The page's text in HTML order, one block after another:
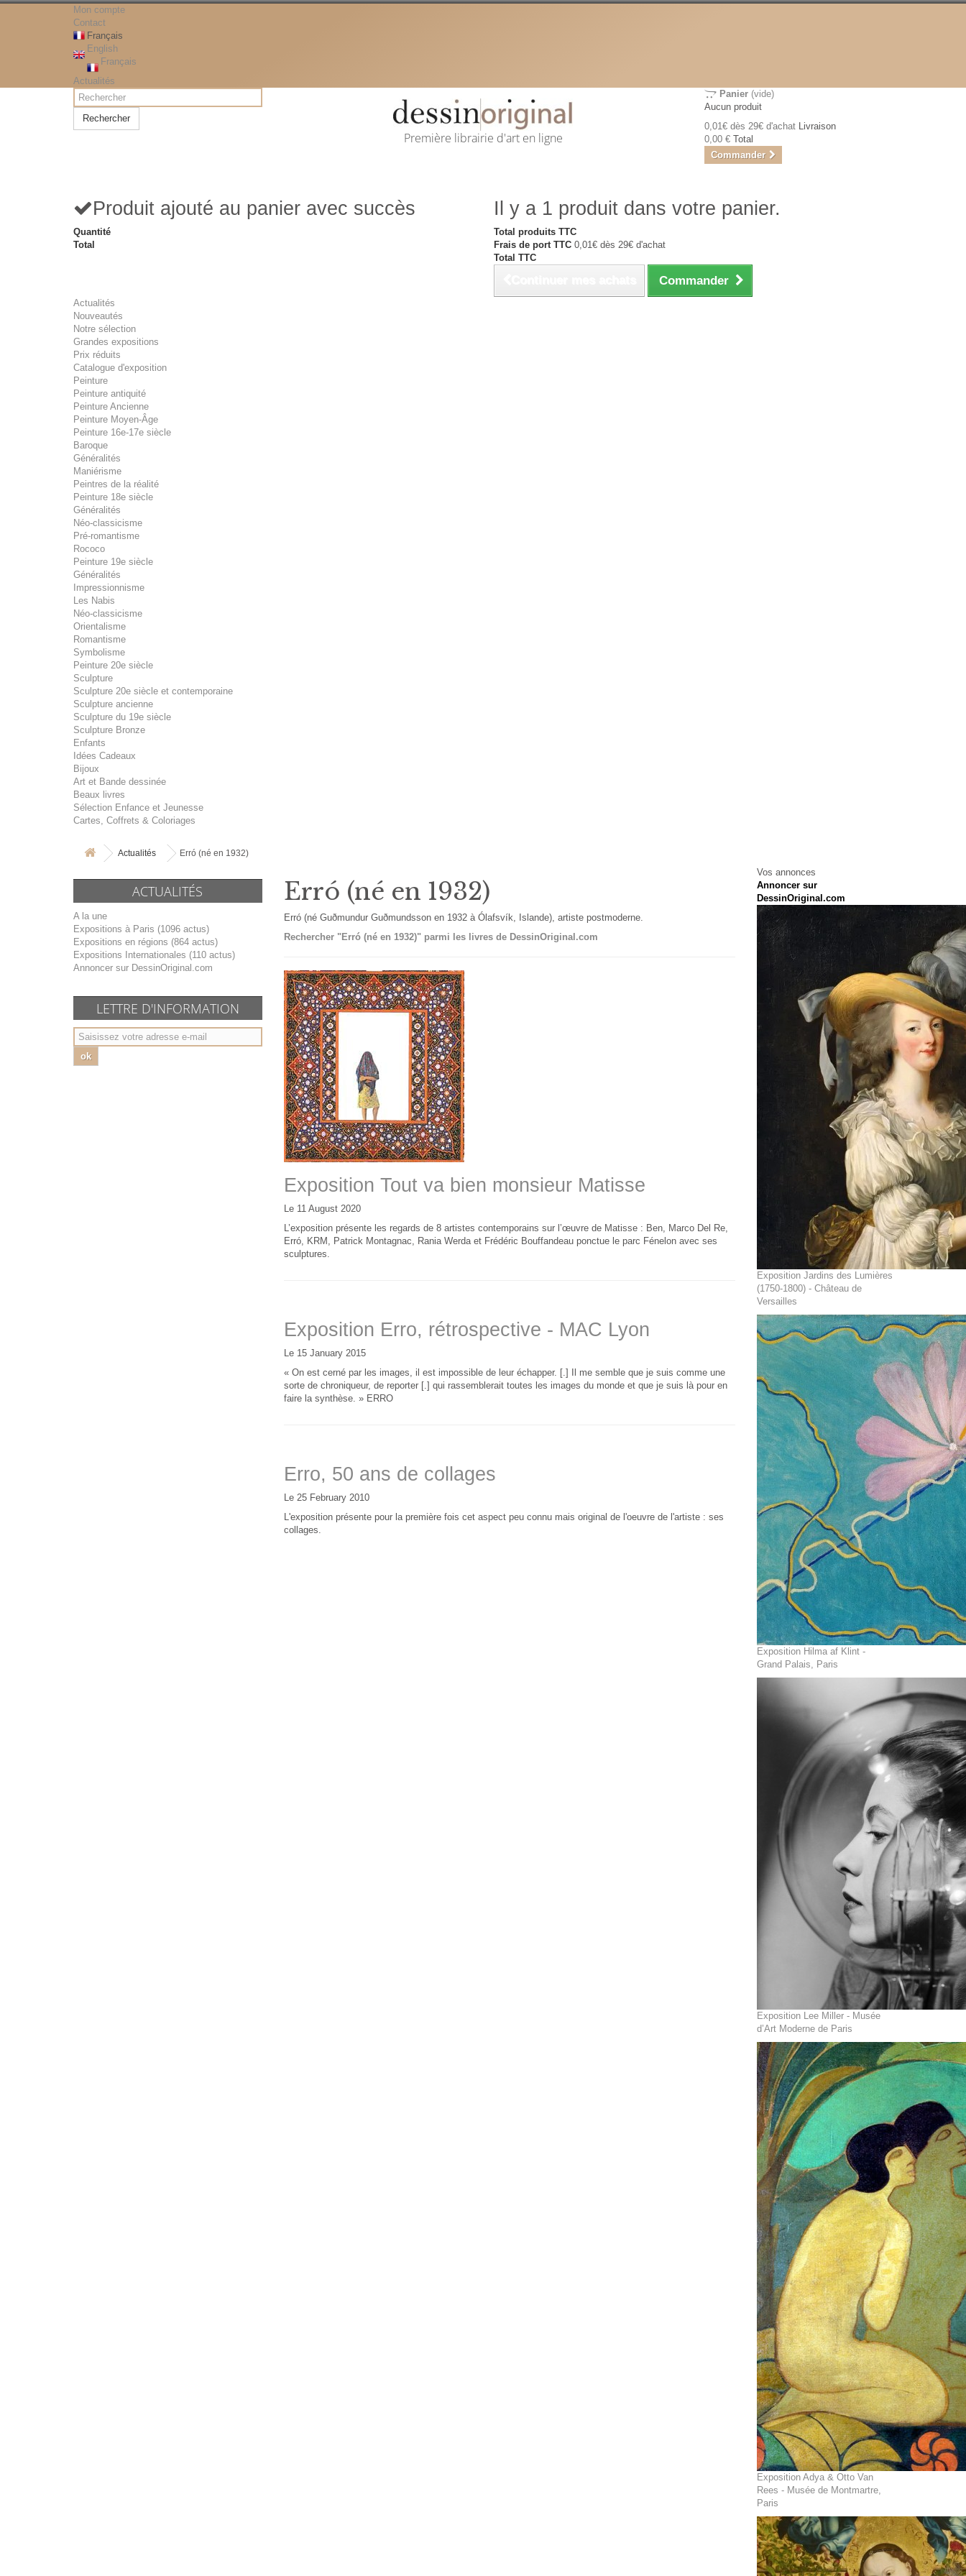
Mon compte
Contact
Français
English
Français
Actualités
Rechercher
Première librairie d'art en ligne
Panier (vide)
Aucun produit
0,01€ dès 29€ d'achat Livraison
0,00 € Total
Commander
Produit ajouté au panier avec succès
Quantité
Total
Il y a 1 produit dans votre panier.
Total produits TTC
Frais de port TTC 0,01€ dès 29€ d'achat
Total TTC
Commander
Actualités
Nouveautés
Notre sélection
Grandes expositions
Prix réduits
Catalogue d'exposition
Peinture
Peinture antiquité
Peinture Ancienne
Peinture Moyen-Âge
Peinture 16e-17e siècle
Baroque
Généralités
Maniérisme
Peintres de la réalité
Peinture 18e siècle
Généralités
Néo-classicisme
Pré-romantisme
Rococo
Peinture 19e siècle
Généralités
Impressionnisme
Les Nabis
Néo-classicisme
Orientalisme
Romantisme
Symbolisme
Peinture 20e siècle
Sculpture
Sculpture 20e siècle et contemporaine
Sculpture ancienne
Sculpture du 19e siècle
Sculpture Bronze
Enfants
Idées Cadeaux
Bijoux
Art et Bande dessinée
Beaux livres
Sélection Enfance et Jeunesse
Cartes, Coffrets & Coloriages
Actualités Erró (né en 1932)
ACTUALITÉS
A la une
Expositions à Paris (1096 actus)
Expositions en régions (864 actus)
Expositions Internationales (110 actus)
Annoncer sur DessinOriginal.com
LETTRE D'INFORMATION
ok
Erró (né en 1932)
Erró (né Guðmundur Guðmundsson en 1932 à Ólafsvík, Islande), artiste postmoderne.
Rechercher "Erró (né en 1932)" parmi les livres de DessinOriginal.com
Exposition Tout va bien monsieur Matisse
Le 11 August 2020
L’exposition présente les regards de 8 artistes contemporains sur l’œuvre de Matisse : Ben, Marco Del Re,
Erró, KRM, Patrick Montagnac, Rania Werda et Frédéric Bouffandeau ponctue le parc Fénelon avec ses
sculptures.
Exposition Erro, rétrospective - MAC Lyon
Le 15 January 2015
« On est cerné par les images, il est impossible de leur échapper. [.] Il me semble que je suis comme une
sorte de chroniqueur, de reporter [.] qui rassemblerait toutes les images du monde et que je suis là pour en
faire la synthèse. » ERRO
Erro, 50 ans de collages
Le 25 February 2010
L'exposition présente pour la première fois cet aspect peu connu mais original de l'oeuvre de l'artiste : ses
collages.
Vos annonces
Annoncer sur
DessinOriginal.com
Exposition Jardins des Lumières
(1750-1800) - Château de
Versailles
Exposition Hilma af Klint -
Grand Palais, Paris
Exposition Lee Miller - Musée
d’Art Moderne de Paris
Exposition Adya & Otto Van
Rees - Musée de Montmartre,
Paris